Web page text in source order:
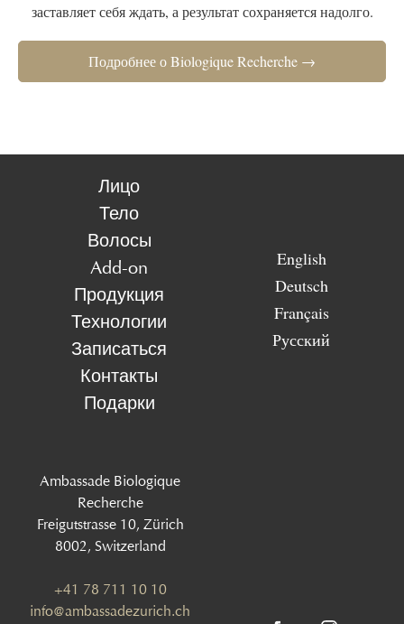
заставляет себя ждать, а результат сохраняется надолго.
Подробнее о Biologique Recherche →
Лицо
Тело
Волосы
Add-on
Продукция
Технологии
Записаться
Контакты
Подарки
English
Deutsch
Français
Русский
Ambassade Biologique
Recherche
Freigutstrasse 10, Zürich
8002, Switzerland
+41 78 711 10 10
info@ambassadezurich.ch